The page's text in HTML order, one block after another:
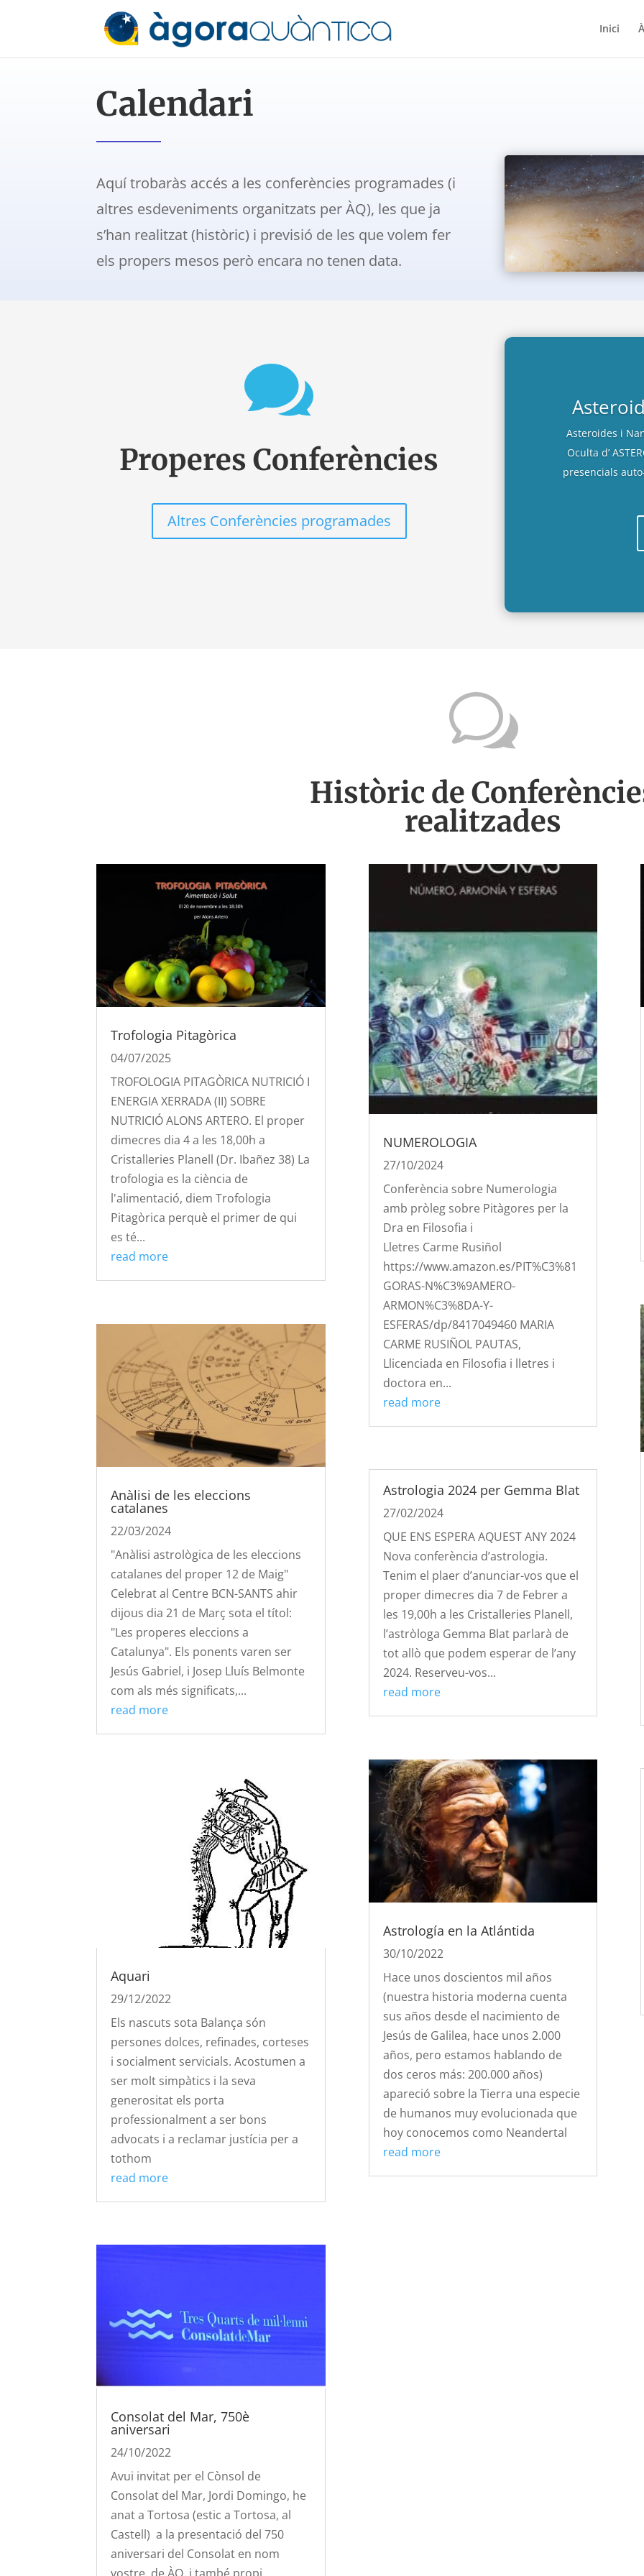
Inici
Calendari
Aquí trobaràs accés a les conferències programades (i
altres esdeveniments organitzats per ÀQ), les que ja
s’han realitzat (històric) i previsió de les que volem fer
els propers mesos però encara no tenen data.

Properes Conferències
Altres Conferències programades
Asteroides i
Oculta d’
presencials
w
Històric de
realitzades
Trofologia Pitagòrica
04/07/2025
TROFOLOGIA PITAGÒRICA NUTRICIÓ I
ENERGIA XERRADA (II) SOBRE
NUTRICIÓ ALONS ARTERO. El proper
dimecres dia 4 a les 18,00h a
Cristalleries Planell (Dr. Ibañez 38) La
trofologia es la ciència de
l'alimentació, diem Trofologia
Pitagòrica perquè el primer de qui
es té...
read more
Anàlisi de les eleccions
catalanes
22/03/2024
"Anàlisi astrològica de les eleccions
catalanes del proper 12 de Maig"
Celebrat al Centre BCN-SANTS ahir
dijous dia 21 de Març sota el títol:
"Les properes eleccions a
Catalunya". Els ponents varen ser
Jesús Gabriel, i Josep Lluís Belmonte
com als més significats,...
read more
Aquari
29/12/2022
Els nascuts sota Balança són
persones dolces, refinades, corteses
i socialment servicials. Acostumen a
ser molt simpàtics i la seva
generositat els porta
professionalment a ser bons
advocats i a reclamar justícia per a
tothom
read more
Consolat del Mar, 750è
aniversari
24/10/2022
Avui invitat per el Cònsol de
Consolat del Mar, Jordi Domingo, he
anat a Tortosa (estic a Tortosa, al
Castell) a la presentació del 750
aniversari del Consolat en nom
vostre, de ÀQ, i també propi.
NUMEROLOGIA
27/10/2024
Conferència sobre Numerologia
amb pròleg sobre Pitàgores per la
Dra en Filosofia i
Lletres Carme Rusiñol
https://www.amazon.es/PIT%C3%81
GORAS-N%C3%9AMERO-
ARMON%C3%8DA-Y-
ESFERAS/dp/8417049460 MARIA
CARME RUSIÑOL PAUTAS,
Llicenciada en Filosofia i lletres i
doctora en...
read more
Astrologia 2024 per Gemma Blat
27/02/2024
QUE ENS ESPERA AQUEST ANY 2024
Nova conferència d’astrologia.
Tenim el plaer d’anunciar-vos que el
proper dimecres dia 7 de Febrer a
les 19,00h a les Cristalleries Planell,
l’astròloga Gemma Blat parlarà de
tot allò que podem esperar de l’any
2024. Reserveu-vos...
read more
Astrología en la Atlántida
30/10/2022
Hace unos doscientos mil años
(nuestra historia moderna cuenta
sus años desde el nacimiento de
Jesús de Galilea, hace unos 2.000
años, pero estamos hablando de
dos ceros más: 200.000 años)
apareció sobre la Tierra una especie
de humanos muy evolucionada que
hoy conocemos como Neandertal
read more